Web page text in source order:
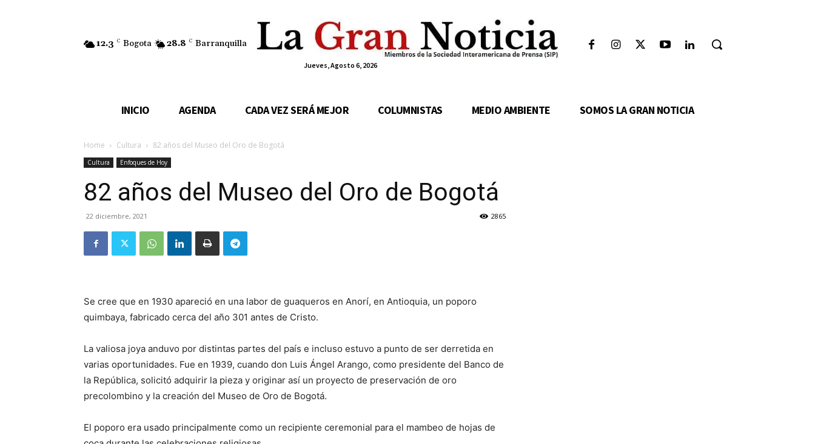
12.3 C Bogota 28.8 C Barranquilla
Jueves, Agosto 6, 2026
INICIO AGENDA CADA VEZ SERÁ MEJOR COLUMNISTAS MEDIO AMBIENTE SOMOS LA GRAN NOTICIA
Home Cultura 82 años del Museo del Oro de Bogotá
Cultura Enfoques de Hoy
82 años del Museo del Oro de Bogotá
22 diciembre, 2021 2865
Se cree que en 1930 apareció en una labor de guaqueros en Anorí, en Antioquia, un poporo
quimbaya, fabricado cerca del año 301 antes de Cristo.
La valiosa joya anduvo por distintas partes del país e incluso estuvo a punto de ser derretida en
varias oportunidades. Fue en 1939, cuando don Luis Ángel Arango, como presidente del Banco de
la República, solicitó adquirir la pieza y originar así un proyecto de preservación de oro
precolombino y la creación del Museo de Oro de Bogotá.
El poporo era usado principalmente como un recipiente ceremonial para el mambeo de hojas de